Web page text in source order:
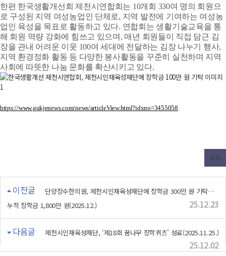
한편 한국생활개선회 제천시연합회는 10개회 330여 명의 회원으
로 구성된 지역 여성농업인 단체로, 지역 발전에 기여하는 여성농
업인 육성을 목표로 활동하고 있다. 연합회는 생활기술교육을 통
해 회원 역량 강화에 힘쓰고 있으며, 매년 회원들이 직접 담근 김
장을 관내 어려운 이웃 100여 세대에 전달하는 김장 나누기 행사,
지역 환경정화 활동 등 다양한 봉사활동을 꾸준히 실천하며 지역
사회에 따뜻한 나눔 문화를 확산시키고 있다.
https://www.gukjenews.com/news/articleView.html?idxno=3455058
목록
이전글
단양장수한의원, 제천시인재육성재단에 장학금 300만 원 기탁…
누적 장학금 1,800만 원(2025.12.)
25.12.23
다음글 제천시인재육성재단, ‘제18회 꿈나무 장학퀴즈’ 성료(2025.11.25.)
25.12.02